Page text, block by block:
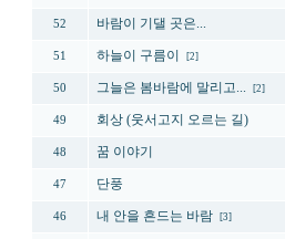
52 바람이 기댈 곳은...
51 하늘이 구름이 [2]
50 그늘은 봄바람에 말리고... [2]
49 회상 (웃서고지 오르는 길)
48 꿈 이야기
47 단풍
46 내 안을 흔드는 바람 [3]